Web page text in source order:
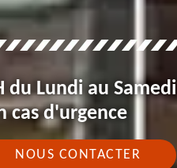
du Lundi au Samedi
cas d'urgence
NOUS CONTACTER